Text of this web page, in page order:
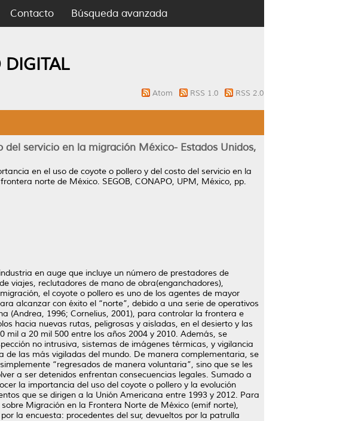
Contacto Búsqueda avanzada
DIGITAL
Atom RSS 1.0 RSS 2.0
servicio en la migración México- Estados Unidos,
en el uso de coyote o pollero y del costo del servicio en la
norte de México. SEGOB, CONAPO, UPM, México, pp.
en auge que incluye un número de prestadores de
viajes, reclutadores de mano de obra(enganchadores),
el coyote o pollero es uno de los agentes de mayor
alcanzar con éxito el “norte”, debido a una serie de operativos
(Andrea, 1996; Cornelius, 2001), para controlar la frontera e
hacia nuevas rutas, peligrosas y aisladas, en el desierto y las
a 20 mil 500 entre los años 2004 y 2010. Además, se
no intrusiva, sistemas de imágenes térmicas, y vigilancia
de las más vigiladas del mundo. De manera complementaria, se
“regresados de manera voluntaria”, sino que se les
a ser detenidos enfrentan consecuencias legales. Sumado a
la importancia del uso del coyote o pollero y la evolución
que se dirigen a la Unión Americana entre 1993 y 2012. Para
Migración en la Frontera Norte de México (emif norte),
la encuesta: procedentes del sur, devueltos por la patrulla